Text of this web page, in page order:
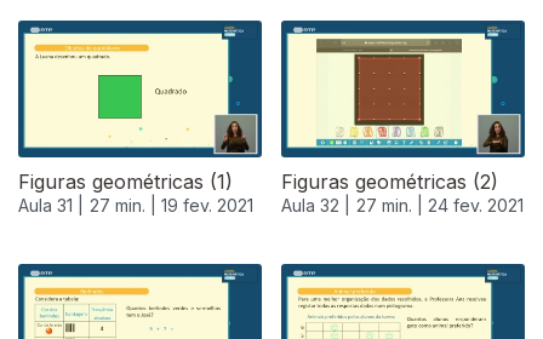
Figuras geométricas (1)
Aula 31 | 27 min. | 19 fev. 2021
Figuras geométricas (2)
Aula 32 | 27 min. | 24 fev. 2021